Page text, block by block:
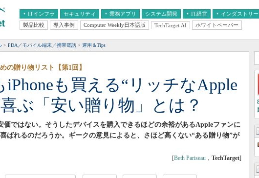
ITインフラ セキュリティ 業務アプリ
エンタープライズAI
ERP
CX
情報系システム
システム開発 IT経営
経営とIT
インダストリー
医療IT
製品比較 導入事例 Computer Weekly日本語版 TechTarget.AI ホワイトペーパー
PDA／モバイル端末／携帯電話 運用＆Tips
iPhoneも買える“リッチなApple
ぶ「安い贈り物」とは？
の贈り物リスト【第1回】
価ではない。そうしたデバイスを購入できるほどの余裕があるAppleファンに
ばれるのだろうか。ギークの意見によると、さほど高くない“ある贈り物”が
[Beth Pariseau ， TechTarget]